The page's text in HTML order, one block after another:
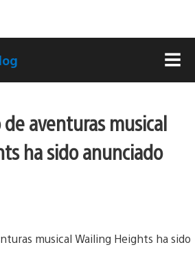
de aventuras musical
ha sido anunciado